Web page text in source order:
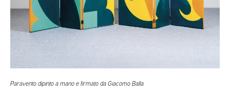
Paravento dipinto a mano e firmato da Giacomo Balla